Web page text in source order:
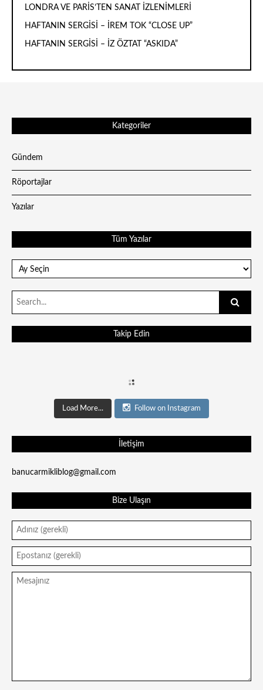
LONDRA VE PARİS’TEN SANAT İZLENİMLERİ
HAFTANIN SERGİSİ – İREM TOK “CLOSE UP”
HAFTANIN SERGİSİ – İZ ÖZTAT “ASKIDA”
Kategoriler
Gündem
Röportajlar
Yazılar
Tüm Yazılar
Tüm
Yazılar
Search
Takip Edin
Load More... Follow on Instagram
İletişim
banucarmikliblog@gmail.com
Bize Ulaşın